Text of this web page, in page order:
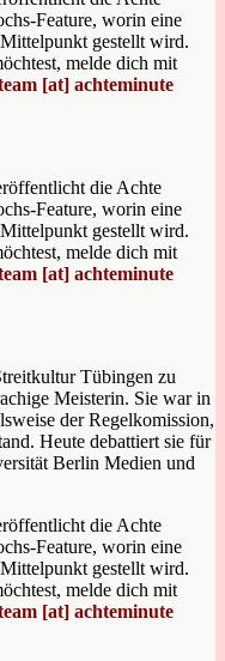
Feature, worin eine
gestellt wird.
melde dich mit
[at] achteminute
die Achte
Feature, worin eine
gestellt wird.
melde dich mit
[at] achteminute
Tübingen zu
Meisterin. Sie war in
der Regelkomission,
Heute debattiert sie für
Berlin Medien und
die Achte
Feature, worin eine
gestellt wird.
melde dich mit
[at] achteminute